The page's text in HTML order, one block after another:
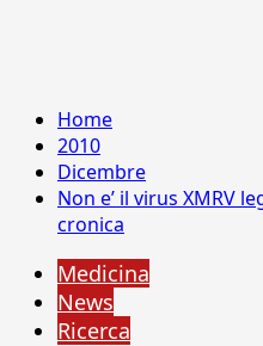
Home
2010
Dicembre
Non e’ il virus XMRV
cronica
Medicina
News
Ricerca